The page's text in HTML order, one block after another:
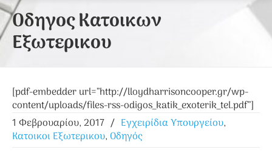
Οδηγος Κατοικων
Εξωτερικου
[pdf-embedder url=”http://lloydharrisoncooper.gr/wp-
content/uploads/files-rss-odigos_katik_exoterik_tel.pdf”]
1 Φεβρουαρίου, 2017 / Εγχειρίδια Υπουργείου,
Κατοικοι Εξωτερικου, Οδηγός